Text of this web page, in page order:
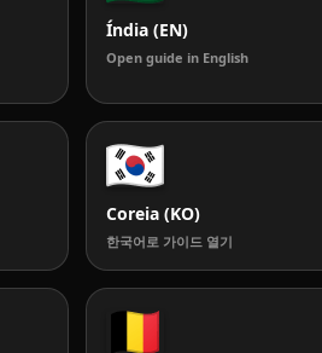
Índia (EN)
Open guide in English
Coreia (KO)
한국어로 가이드 열기